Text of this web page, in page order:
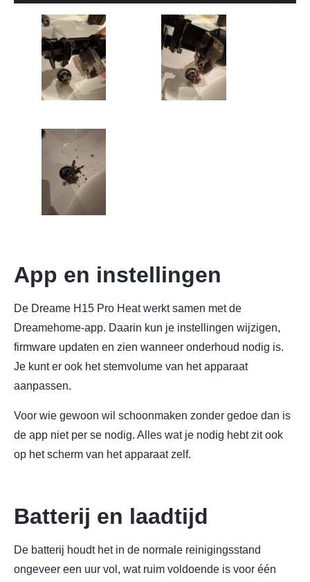
App en instellingen
De Dreame H15 Pro Heat werkt samen met de
Dreamehome-app. Daarin kun je instellingen wijzigen,
firmware updaten en zien wanneer onderhoud nodig is.
Je kunt er ook het stemvolume van het apparaat
aanpassen.
Voor wie gewoon wil schoonmaken zonder gedoe dan is
de app niet per se nodig. Alles wat je nodig hebt zit ook
op het scherm van het apparaat zelf.
Batterij en laadtijd
De batterij houdt het in de normale reinigingsstand
ongeveer een uur vol, wat ruim voldoende is voor één